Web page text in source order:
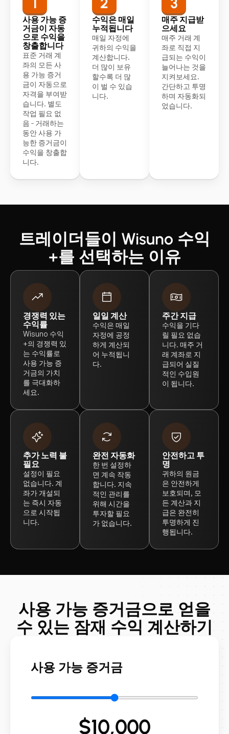
사용 가능 증
거금이 자동
으로 수익을
창출합니다
표준 거래 계
좌의 모든 사
용 가능 증거
금이 자동으로
자격을 부여받
습니다. 별도
작업 필요 없
음 - 거래하는
동안 사용 가
능한 증거금이
수익을 창출합
니다.
수익은 매일
누적됩니다
매일 자정에
귀하의 수익을
계산합니다.
더 많이 보유
할수록 더 많
이 벌 수 있습
니다.
매주 지급받
으세요
매주 거래 계
좌로 직접 지
급되는 수익이
늘어나는 것을
지켜보세요.
간단하고 투명
하며 자동화되
었습니다.
트레이더들이 Wisuno 수익
+를 선택하는 이유
경쟁력 있는
수익률
Wisuno 수익
+의 경쟁력 있
는 수익률로
사용 가능 증
거금의 가치
를 극대화하
세요.
일일 계산
수익은 매일
자정에 공정
하게 계산되
어 누적됩니
다.
주간 지급
수익을 기다
릴 필요 없습
니다. 매주 거
래 계좌로 지
급되어 실질
적인 수입원
이 됩니다.
추가 노력 불
필요
설정이 필요
없습니다. 계
좌가 개설되
는 즉시 자동
으로 시작됩
니다.
완전 자동화
한 번 설정하
면 계속 작동
합니다. 지속
적인 관리를
위해 시간을
투자할 필요
가 없습니다.
안전하고 투
명
귀하의 원금
은 안전하게
보호되며, 모
든 계산과 지
급은 완전히
투명하게 진
행됩니다.
사용 가능 증거금으로 얻을
수 있는 잠재 수익 계산하기
사용 가능 증거금
$10,000